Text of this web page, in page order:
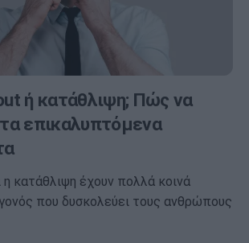
ή κατάθλιψη; Πώς να
επικαλυπτόμενα
η κατάθλιψη έχουν πολλά κοινά
που δυσκολεύει τους ανθρώπους